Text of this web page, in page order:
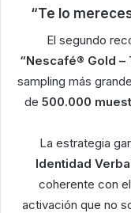
“Te lo
El segundo
“Nescafé® Gold –
sampling más
de 500.000
La estrategia
Identidad
coherente con
activación que no